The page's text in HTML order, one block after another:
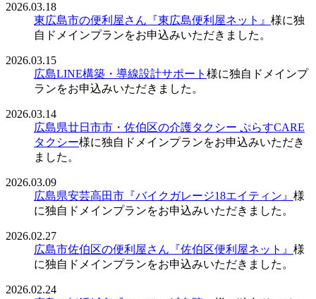
2026.03.18
東広島市の便利屋さん『東広島便利屋ネット』 様に独
自ドメインプランをお申込みいただきました。
2026.03.15
広島LINE構築・導線設計サポート 様に独自ドメインプ
ランをお申込みいただきました。
2026.03.14
広島県廿日市市・佐伯区の介護タクシー ぷらすCARE
タクシー様に独自ドメインプランをお申込みいただき
ました。
2026.03.09
広島県安芸高田市『バイクガレージ18エイティン』 様
に独自ドメインプランをお申込みいただきました。
2026.02.27
広島市佐伯区の便利屋さん『佐伯区便利屋ネット』 様
に独自ドメインプランをお申込みいただきました。
2026.02.24